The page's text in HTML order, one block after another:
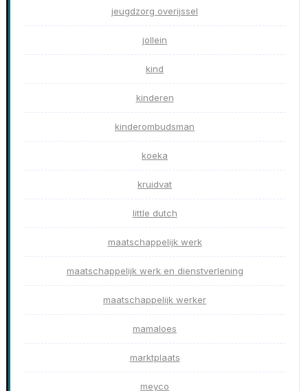
jeugdzorg overijssel
jollein
kind
kinderen
kinderombudsman
koeka
kruidvat
little dutch
maatschappelijk werk
maatschappelijk werk en dienstverlening
maatschappelijk werker
mamaloes
marktplaats
meyco